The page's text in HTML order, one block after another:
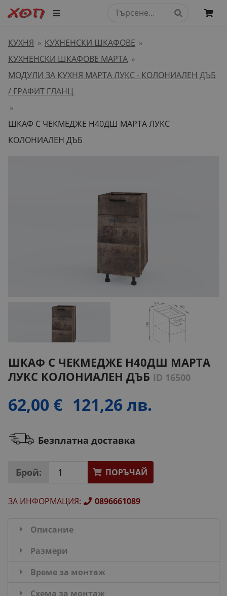
КУХНЯ » КУХНЕНСКИ ШКАФОВЕ »
КУХНЕНСКИ ШКАФОВЕ МАРТА »
МОДУЛИ ЗА КУХНЯ МАРТА ЛУКС - КОЛОНИАЛЕН ДЪБ
/ ГРАФИТ ГЛАНЦ
»
ШКАФ С ЧЕКМЕДЖЕ H40ДШ МАРТА ЛУКС
КОЛОНИАЛЕН ДЪБ
ШКАФ С ЧЕКМЕДЖЕ H40ДШ МАРТА
ЛУКС КОЛОНИАЛЕН ДЪБ ID 16500
62,00 € 121,26 лв.
Безплатна доставка
Брой: ПОРЪЧАЙ
ЗА ИНФОРМАЦИЯ: 0896661089
Описание
Размери
Време за монтаж
Схема за монтаж